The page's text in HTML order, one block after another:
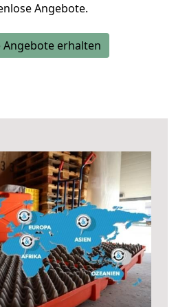
Angebote.
Angebote erhalten